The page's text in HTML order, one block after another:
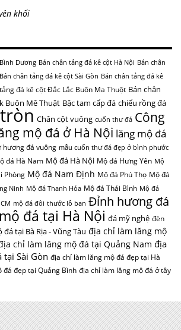
khối
Dương Bán chân tảng đá kê cột Hà Nội Bán chân
Bán chân tảng đá kê cột Sài Gòn Bán chân tảng đá kê
đá kê cột Đắc Lắc Buôn Ma Thuột Bán chân
Buôn Mê Thuật Bậc tam cấp đá chiếu rồng đá
Chân cột vuông cuốn thư đá Công
mộ đá ở Hà Nội lăng mộ đá
hương đá vuông mẫu cuốn thư đá đẹp ở bình phước
đá Hà Nam Mộ đá Hà Nội Mộ đá Hưng Yên Mộ
Phòng Mộ đá Nam Định Mộ đá Phú Thọ Mộ đá
Ninh Mộ đá Thanh Hóa Mộ đá Thái Bình Mộ đá
mộ đá đôi thước lỗ ban Đỉnh hương đá
đá tại Hà Nội đá mỹ nghệ đèn
tại Bà Rịa - Vũng Tàu địa chỉ làm lăng mộ
chỉ làm lăng mộ đá tại Quảng Nam địa
Sài Gòn địa chỉ làm lăng mộ đá đẹp tại Hà
đá đẹp tại Quảng Bình địa chỉ làm lăng mộ đá ở tây